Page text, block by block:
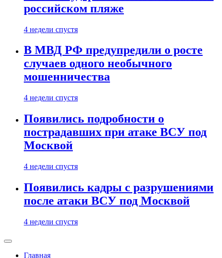
российском пляже
4 недели спустя
В МВД РФ предупредили о росте
случаев одного необычного
мошенничества
4 недели спустя
Появились подробности о
пострадавших при атаке ВСУ под
Москвой
4 недели спустя
Появились кадры с разрушениями
после атаки ВСУ под Москвой
4 недели спустя
Главная